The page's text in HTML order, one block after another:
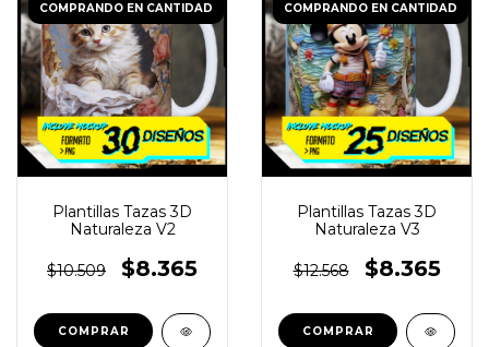
COMPRANDO EN CANTIDAD
Plantillas Tazas 3D
Naturaleza V2
$10.509 $8.365
COMPRANDO EN CANTIDAD
Plantillas Tazas 3D
Naturaleza V3
$12.568 $8.365